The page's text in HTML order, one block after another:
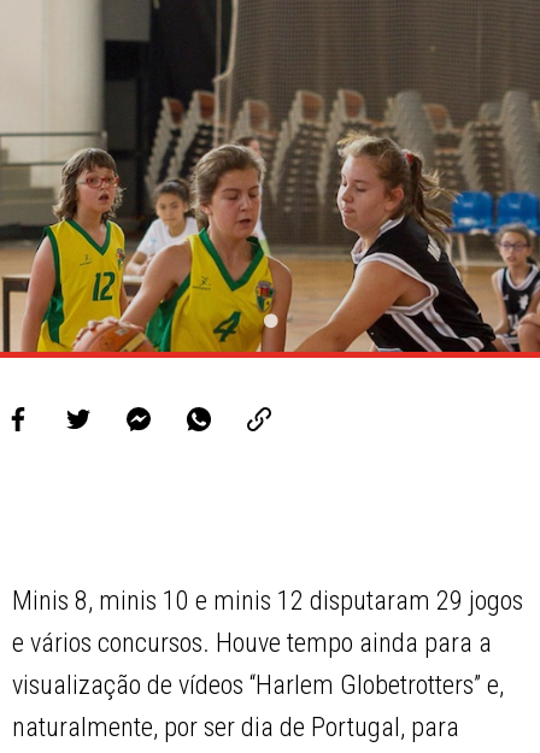
Minis 8, minis 10 e minis 12 disputaram 29 jogos
e vários concursos. Houve tempo ainda para a
visualização de vídeos “Harlem Globetrotters” e,
naturalmente, por ser dia de Portugal, para